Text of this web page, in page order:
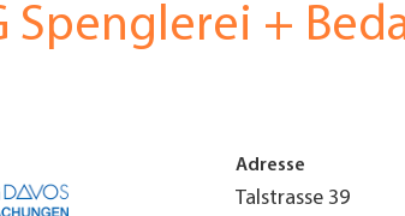
Spenglerei +
Adresse
Talstrasse 39